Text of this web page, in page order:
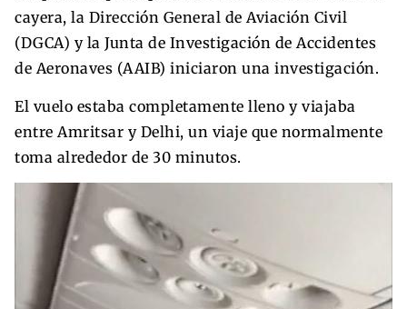
cayera, la Dirección General de Aviación Civil
(DGCA) y la Junta de Investigación de Accidentes
de Aeronaves (AAIB) iniciaron una investigación.
El vuelo estaba completamente lleno y viajaba
entre Amritsar y Delhi, un viaje que normalmente
toma alrededor de 30 minutos.